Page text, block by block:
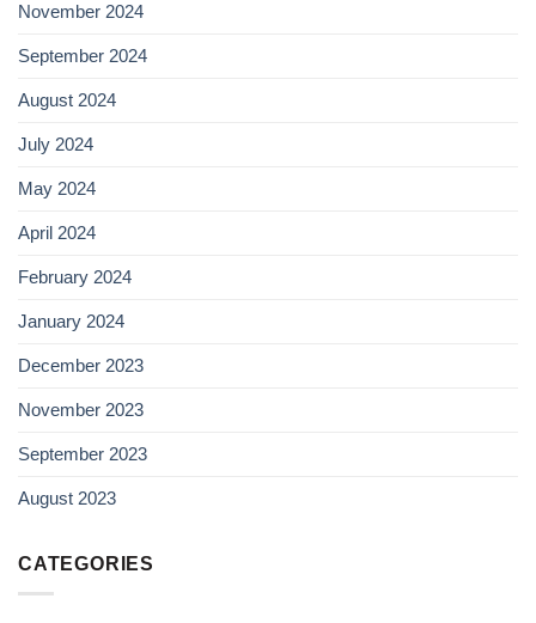
November 2024
September 2024
August 2024
July 2024
May 2024
April 2024
February 2024
January 2024
December 2023
November 2023
September 2023
August 2023
CATEGORIES